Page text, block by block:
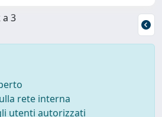
3
rete interna
utenti autorizzati